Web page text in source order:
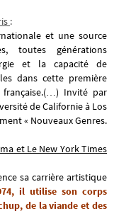
:
et une source
toutes générations
et la capacité de
dans cette première
Invité par
de Californie à Los
« Nouveaux Genres.
et Le New York Times
sa carrière artistique
il utilise son corps
de la viande et des